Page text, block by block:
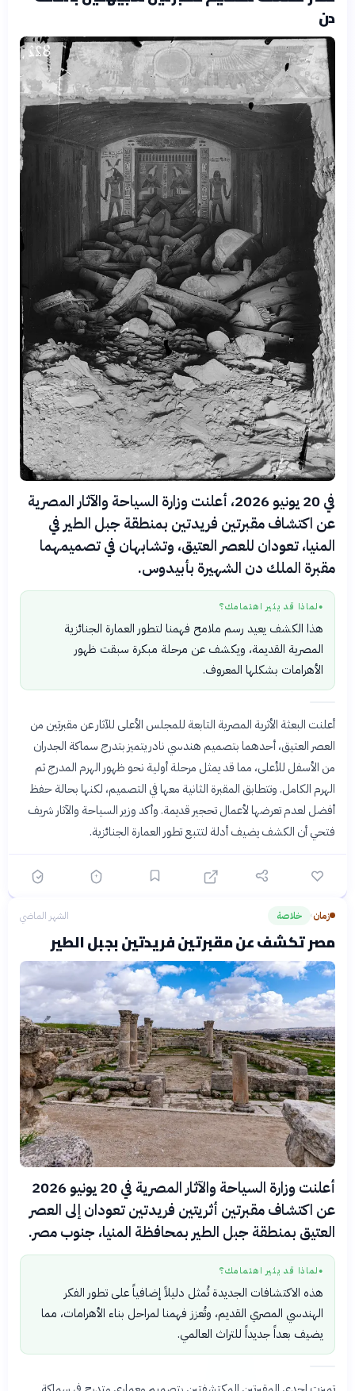
دن
في 20 يونيو 2026، أعلنت وزارة السياحة والآثار المصرية
عن اكتشاف مقبرتين فريدتين بمنطقة جبل الطير في
المنيا، تعودان للعصر العتيق، وتشابهان في تصميمهما
مقبرة الملك دن الشهيرة بأبيدوس.
● لماذا قد يثير اهتمامك؟
هذا الكشف يعيد رسم ملامح فهمنا لتطور العمارة الجنائزية
المصرية القديمة، ويكشف عن مرحلة مبكرة سبقت ظهور
الأهرامات بشكلها المعروف.
أعلنت البعثة الأثرية المصرية التابعة للمجلس الأعلى للآثار عن مقبرتين من
العصر العتيق، أحدهما بتصميم هندسي نادر يتميز بتدرج سماكة الجدران
من الأسفل للأعلى، مما قد يمثل مرحلة أولية نحو ظهور الهرم المدرج ثم
الهرم الكامل. وتتطابق المقبرة الثانية معها في التصميم، لكنها بحالة حفظ
أفضل لعدم تعرضها لأعمال تحجير قديمة. وأكد وزير السياحة والآثار شريف
فتحي أن الكشف يضيف أدلة لتتبع تطور العمارة الجنائزية.
زمان› خلاصة الشهر الماضي
مصر تكشف عن مقبرتين فريدتين بجبل الطير
أعلنت وزارة السياحة والآثار المصرية في 20 يونيو 2026
عن اكتشاف مقبرتين أثريتين فريدتين تعودان إلى العصر
العتيق بمنطقة جبل الطير بمحافظة المنيا، جنوب مصر.
● لماذا قد يثير اهتمامك؟
هذه الاكتشافات الجديدة تُمثل دليلاً إضافياً على تطور الفكر
الهندسي المصري القديم، وتُعزز فهمنا لمراحل بناء الأهرامات، مما
يضيف بعداً جديداً للتراث العالمي.